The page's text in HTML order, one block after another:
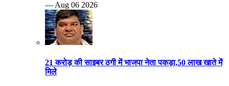
— Aug 06 2026
21 करोड़ की साइबर ठगी में भाजपा नेता पकड़ा,50 लाख खाते में
मिले